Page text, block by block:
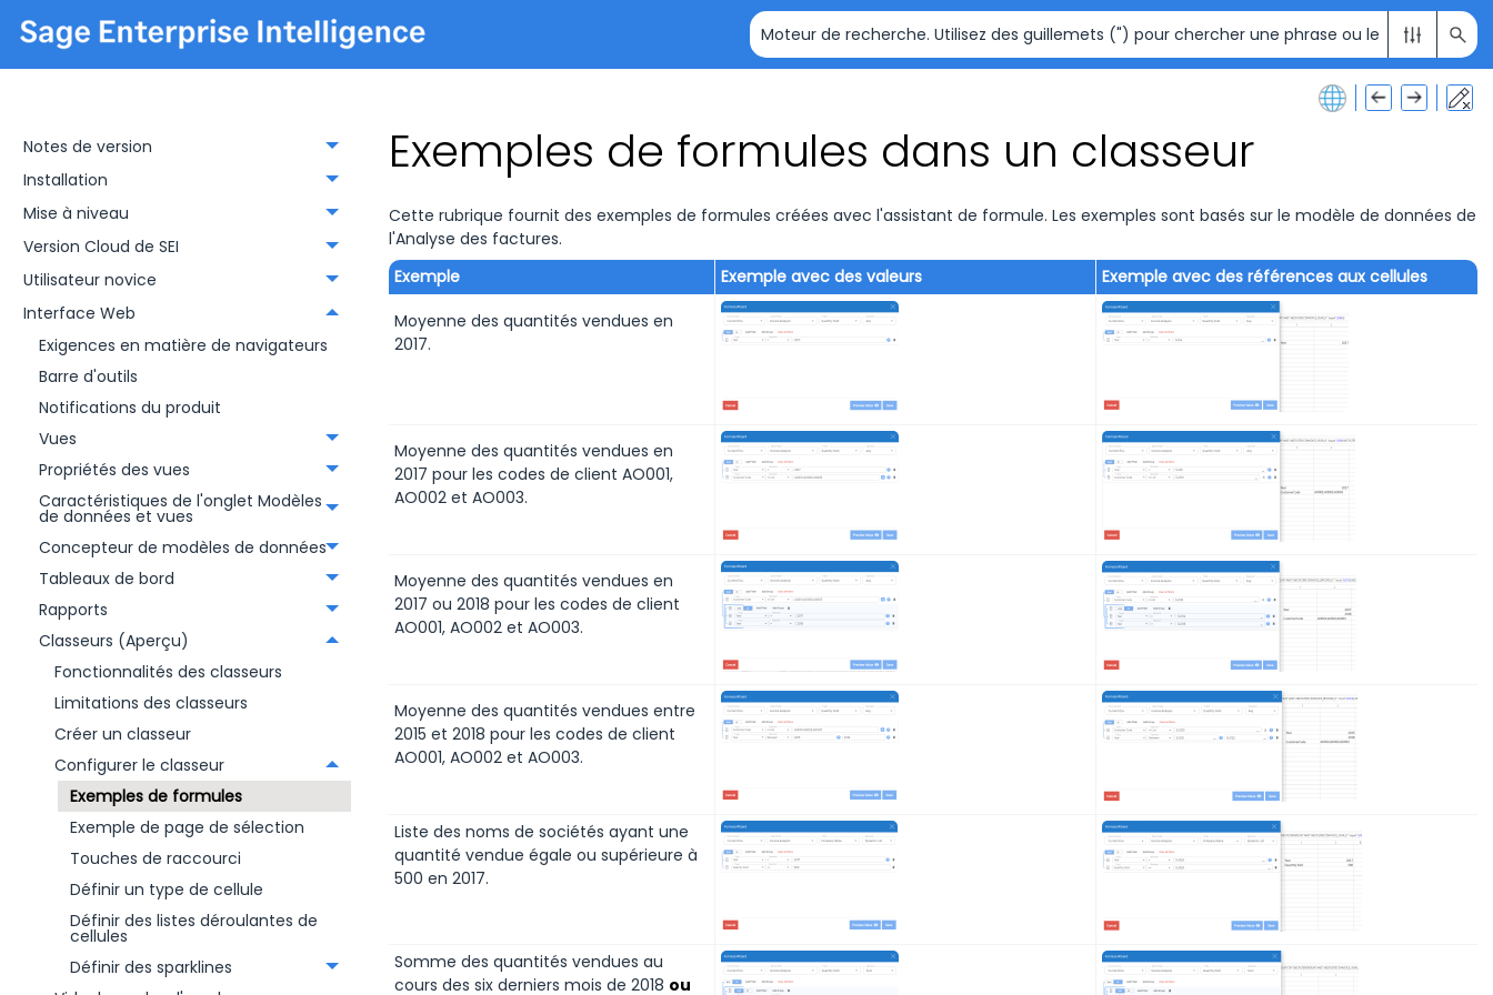
Passer au contenu principal
Notes de version
Installation
Mise à niveau
Version Cloud de SEI
Utilisateur novice
Interface Web
Exigences en matière de navigateurs
Barre d'outils
Notifications du produit
Vues
Propriétés des vues
Caractéristiques de l'onglet Modèles
de données et vues
Concepteur de modèles de données
Tableaux de bord
Rapports
Classeurs (Aperçu)
Fonctionnalités des classeurs
Limitations des classeurs
Créer un classeur
Configurer le classeur
Exemples de formules
Exemple de page de sélection
Touches de raccourci
Définir un type de cellule
Définir des listes déroulantes de
cellules
Définir des sparklines
Exemples de formules dans un classeur
Cette rubrique fournit des exemples de formules créées avec l'assistant de formule. Les exemples sont basés sur le modèle de données de
l'Analyse des factures.
Exemple
Exemple avec des valeurs
Exemple avec des références aux cellules
Moyenne des quantités vendues en
2017.
Moyenne des quantités vendues en
2017 pour les codes de client AO001,
AO002 et AO003.
Moyenne des quantités vendues en
2017 ou 2018 pour les codes de client
AO001, AO002 et AO003.
Moyenne des quantités vendues entre
2015 et 2018 pour les codes de client
AO001, AO002 et AO003.
Liste des noms de sociétés ayant une
quantité vendue égale ou supérieure à
500 en 2017.
Somme des quantités vendues au
cours des six derniers mois de 2018 ou